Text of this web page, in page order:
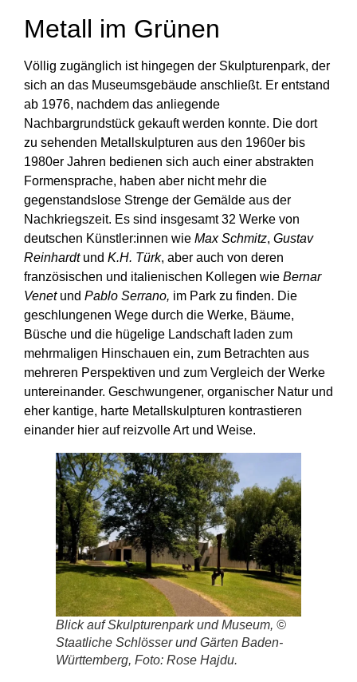
Metall im Grünen
Völlig zugänglich ist hingegen der Skulpturenpark, der
sich an das Museumsgebäude anschließt. Er entstand
ab 1976, nachdem das anliegende
Nachbargrundstück gekauft werden konnte. Die dort
zu sehenden Metallskulpturen aus den 1960er bis
1980er Jahren bedienen sich auch einer abstrakten
Formensprache, haben aber nicht mehr die
gegenstandslose Strenge der Gemälde aus der
Nachkriegszeit. Es sind insgesamt 32 Werke von
deutschen Künstler:innen wie Max Schmitz, Gustav
Reinhardtund K.H. Türk, aber auch von deren
französischen und italienischen Kollegen wie Bernar
Venetund Pablo Serrano, im Park zu finden. Die
geschlungenen Wege durch die Werke, Bäume,
Büsche und die hügelige Landschaft laden zum
mehrmaligen Hinschauen ein, zum Betrachten aus
mehreren Perspektiven und zum Vergleich der Werke
untereinander. Geschwungener, organischer Natur und
eher kantige, harte Metallskulpturen kontrastieren
einander hier auf reizvolle Art und Weise.
Blick auf Skulpturenpark und Museum, ©
Staatliche Schlösser und Gärten Baden-
Württemberg, Foto: Rose Hajdu.